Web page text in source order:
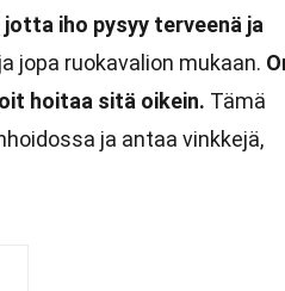
iho pysyy terveenä ja
jopa ruokavalion mukaan.
hoitaa sitä oikein. Tämä
ja antaa vinkkejä,